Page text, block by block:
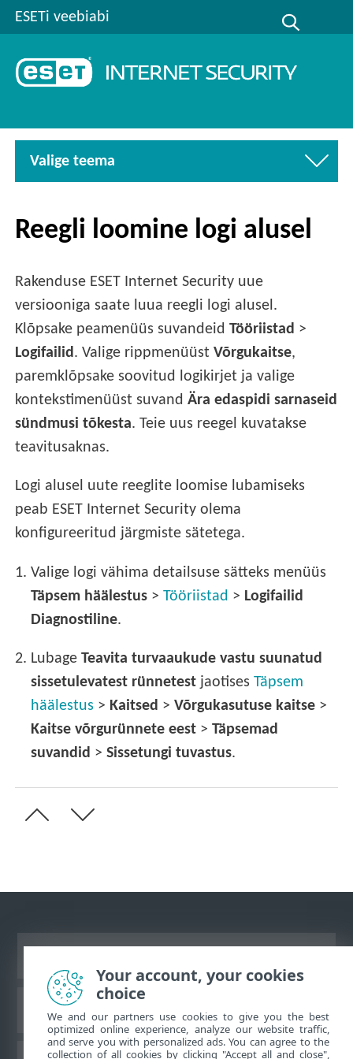
ESETi veebiabi
Valige teema
Reegli loomine logi alusel
Rakenduse ESET Internet Security uue
versiooniga saate luua reegli logi alusel.
Klõpsake peamenüüs suvandeidTööriistad >
Logifailid. Valige rippmenüüstVõrgukaitse,
paremklõpsake soovitud logikirjet ja valige
kontekstimenüüst suvandÄra edaspidi sarnaseid
sündmusi tõkesta. Teie uus reegel kuvatakse
teavitusaknas.
Logi alusel uute reeglite loomise lubamiseks
peab ESET Internet Security olema
konfigureeritud järgmiste sätetega.
1. Valige logi vähima detailsuse sätteks menüüs
Täpsem häälestus >Tööriistad > Logifailid
Diagnostiline.
2. LubageTeavita turvaaukude vastu suunatud
sissetulevatest rünnetest jaotisesTäpsem
häälestus > Kaitsed >Võrgukasutuse kaitse >
Kaitse võrgurünnete eest >Täpsemad
suvandid >Sissetungi tuvastus.
ESET teadmistebaas
Your account, your cookies
choice
We and our partners use cookies to give you the best
optimized online experience, analyze our website traffic,
and serve you with personalized ads. You can agree to the
collection of all cookies by clicking "Accept all and close",